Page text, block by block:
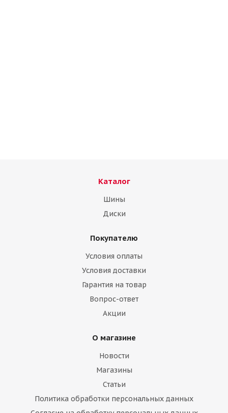
Boto 235/60/18 107H Sasqua H/T
Каталог
Шины
Диски
Покупателю
Условия оплаты
Условия доставки
Гарантия на товар
Вопрос-ответ
Акции
О магазине
Новости
Магазины
Статьи
Политика обработки персональных данных